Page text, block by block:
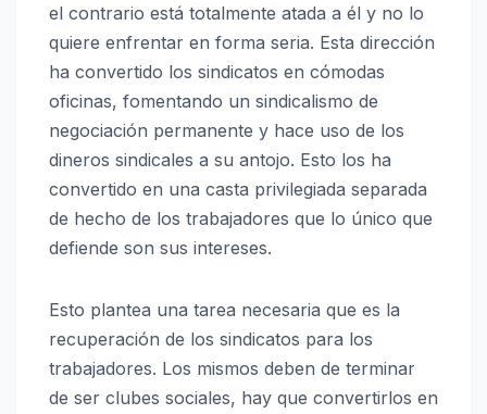
el contrario está totalmente atada a él y no lo
quiere enfrentar en forma seria. Esta dirección
ha convertido los sindicatos en cómodas
oficinas, fomentando un sindicalismo de
negociación permanente y hace uso de los
dineros sindicales a su antojo. Esto los ha
convertido en una casta privilegiada separada
de hecho de los trabajadores que lo único que
defiende son sus intereses.
Esto plantea una tarea necesaria que es la
recuperación de los sindicatos para los
trabajadores. Los mismos deben de terminar
de ser clubes sociales, hay que convertirlos en